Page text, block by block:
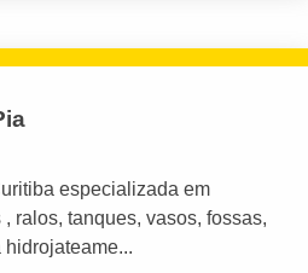
especializada em
ralos, tanques, vasos, fossas,